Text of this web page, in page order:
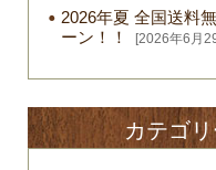
2026年夏 全国送料
ーン！！
[2026年6月
カテゴ